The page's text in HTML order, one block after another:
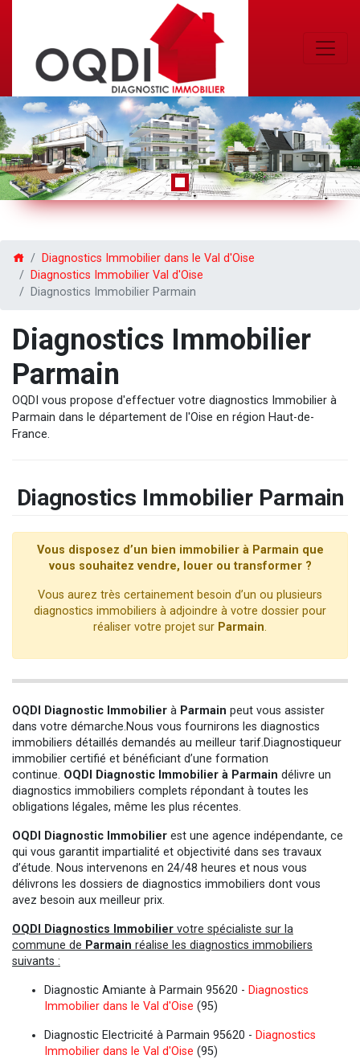
Previous Next
Diagnostics Immobilier dans le Val d'Oise
Diagnostics Immobilier Val d'Oise
Diagnostics Immobilier Parmain
Diagnostics Immobilier
Parmain
OQDI vous propose d'effectuer votre diagnostics Immobilier à
Parmain dans le département de l'Oise en région Haut-de-
France.
Diagnostics Immobilier Parmain
Vous disposez d’un bien immobilier à Parmain que
vous souhaitez vendre, louer ou transformer ?
Vous aurez très certainement besoin d’un ou plusieurs
diagnostics immobiliers à adjoindre à votre dossier pour
réaliser votre projet sur Parmain.
OQDI Diagnostic Immobilier à Parmain peut vous assister
dans votre démarche.Nous vous fournirons les diagnostics
immobiliers détaillés demandés au meilleur tarif.Diagnostiqueur
immobilier certifié et bénéficiant d’une formation
continue. OQDI Diagnostic Immobilier à Parmain délivre un
diagnostics immobiliers complets répondant à toutes les
obligations légales, même les plus récentes.
OQDI Diagnostic Immobilier est une agence indépendante, ce
qui vous garantit impartialité et objectivité dans ses travaux
d’étude. Nous intervenons en 24/48 heures et nous vous
délivrons les dossiers de diagnostics immobiliers dont vous
avez besoin aux meilleur prix.
OQDI Diagnostics Immobilier votre spécialiste sur la
commune de Parmain réalise les diagnostics immobiliers
suivants :
Diagnostic Amiante à Parmain 95620 - Diagnostics
Immobilier dans le Val d'Oise (95)
Diagnostic Electricité à Parmain 95620 - Diagnostics
Immobilier dans le Val d'Oise (95)